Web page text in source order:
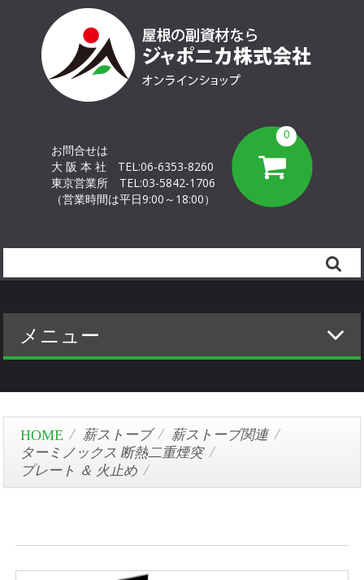
お問合せは
大 阪 本 社 TEL:06-6353-8260
東京営業所 TEL:03-5842-1706
（営業時間は平日9:00～18:00）
0
メニュー
薪ストーブ
薪ストーブ関連
ターミノックス 断熱二重煙突
プレート ＆ 火止め